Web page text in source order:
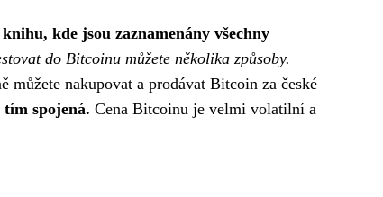
kde jsou zaznamenány všechny
do Bitcoinu můžete několika způsoby.
nakupovat a prodávat Bitcoin za české
spojená. Cena Bitcoinu je velmi volatilní a